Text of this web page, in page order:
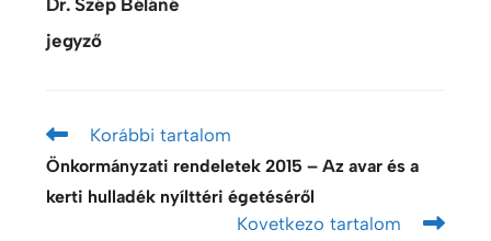
jegyző
Korábbi tartalom
Önkormányzati rendeletek 2015 – Az avar és a
kerti hulladék nyílttéri égetéséről
Kovetkezo tartalom